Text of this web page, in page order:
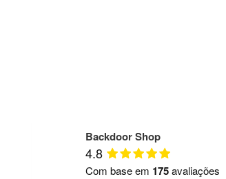
Backdoor Shop
4.8
Com base em 175avaliações